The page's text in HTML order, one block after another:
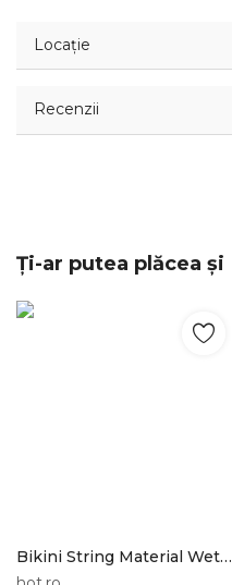
Locație
Recenzii
Ți-ar putea plăcea și
Bikini String Material Wetlook cu Deschideri Laterale Argintii M Noir Handmade